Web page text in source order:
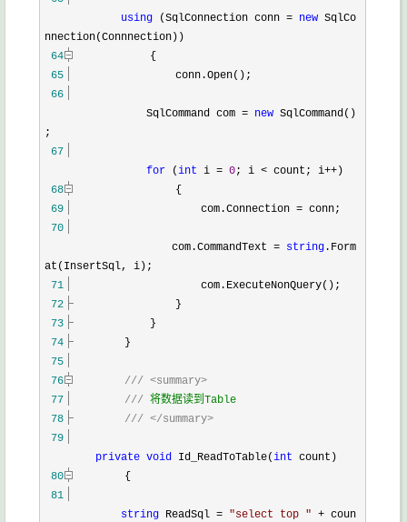
using (SqlConnection conn = new SqlCo
nnection(Connnection))
64
{
65
conn.Open();
66
SqlCommand com = new SqlCommand()
;
67
for (int i = 0; i < count; i++ )
68
{
69
com.Connection = conn;
70
com.CommandText = string .Form
at(InsertSql, i);
71
com.ExecuteNonQuery();
72
}
73
}
74
}
75
76
/// <summary>
77
/// 将数据读到Table
78
/// </summary>
79
private void Id_ReadToTable(int count)
80
{
81
string ReadSql = "select top " + coun